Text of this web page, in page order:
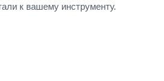
к вашему инструменту.